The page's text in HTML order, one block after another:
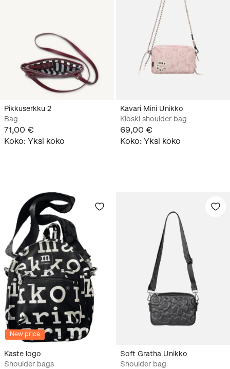
Pikkuserkku 2
Bag
71,00 €
Koko: Yksi koko
Kavari Mini Unikko
Kioski shoulder bag
69,00 €
Koko: Yksi koko
New price
Kaste logo
Shoulder bags
Soft Gratha Unikko
Shoulder bag